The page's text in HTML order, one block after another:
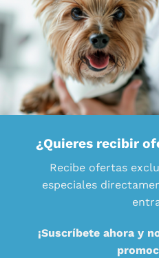
¿Quieres recibir
Recibe ofertas
especiales
¡Suscríbete ahora y